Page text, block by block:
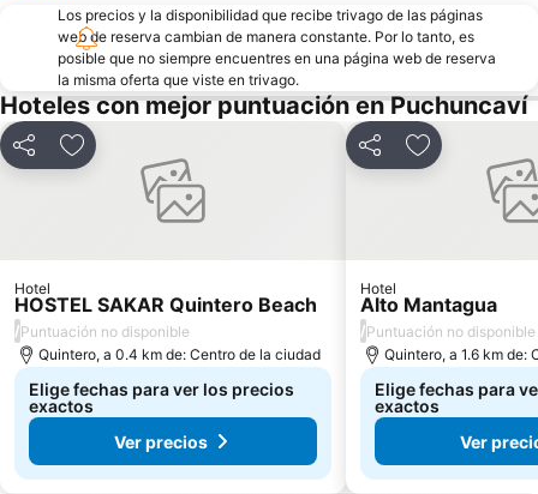
Muelle Vergara
Club Viña del Mar
Aeropuerto Viña del Mar
Laguna Sausalito
Las Salinas
Plaza Libertador Bernardo OHiggins
Arco Británico
Castillo Wulff
Parque Italia
Palacio Rioja
Parque Costero
Museo de Arqueologia e Historia Francisco Fonck
Los precios y la disponibilidad que recibe trivago de las páginas
web de reserva cambian de manera constante. Por lo tanto, es
posible que no siempre encuentres en una página web de reserva
la misma oferta que viste en trivago.
Hoteles con mejor puntuación en Puchuncaví
CompartirAgregar a favoritos
Hotel
HOSTEL SAKAR Quintero Beach
/Puntuación no disponible
Quintero, a 0.4 km de: Centro de la ciudad
Elige fechas para ver los precios
exactos
Ver precios
CompartirAgregar a
Hotel
Alto Mantagua
/Puntuación no disponible
Quintero, a 1.6 km de:
Elige fechas para
exactos
Ver